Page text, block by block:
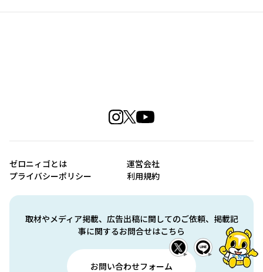
取材やメディア掲載、広告出稿に関してのご依頼、掲載記
事に関するお問合せはこちら
お問い合わせフォーム
ゼロニィゴとは
運営会社
プライバシーポリシー
利用規約